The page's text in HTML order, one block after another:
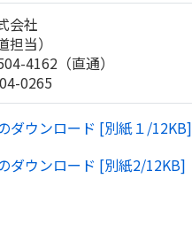
会社
当）
4162（直通）
0265
ダウンロード [別紙１/12KB]
ダウンロード [別紙2/12KB]